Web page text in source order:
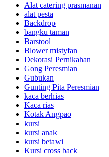
Alat catering prasmanan
alat pesta
Backdrop
bangku taman
Barstool
Blower mistyfan
Dekorasi Pernikahan
Gong Peresmian
Gubukan
Gunting Pita Peresmian
kaca berhias
Kaca rias
Kotak Angpao
kursi
kursi anak
kursi betawi
Kursi cross back